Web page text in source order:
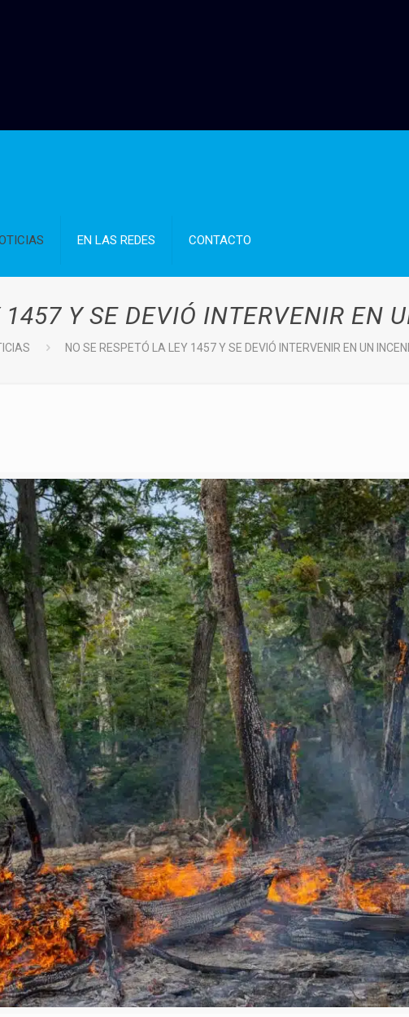
EN LAS REDES CONTACTO
Y SE DEVIÓ INTERVENIR EN
NO SE RESPETÓ LA LEY 1457 Y SE DEVIÓ INTERVENIR EN UN